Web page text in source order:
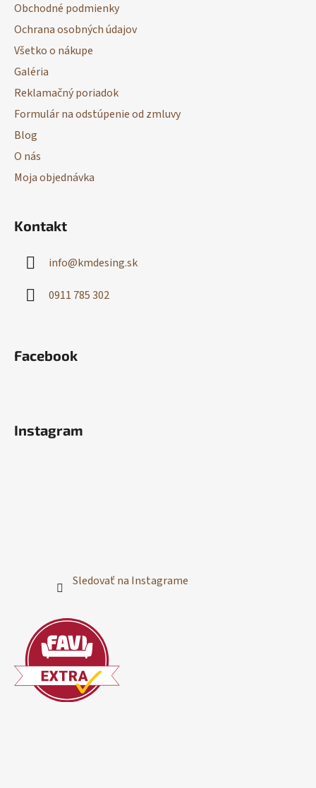
Obchodné podmienky
Ochrana osobných údajov
Všetko o nákupe
Galéria
Reklamačný poriadok
Formulár na odstúpenie od zmluvy
Blog
O nás
Moja objednávka
Kontakt
info@kmdesing.sk
0911 785 302
Facebook
Instagram
Sledovať na Instagrame